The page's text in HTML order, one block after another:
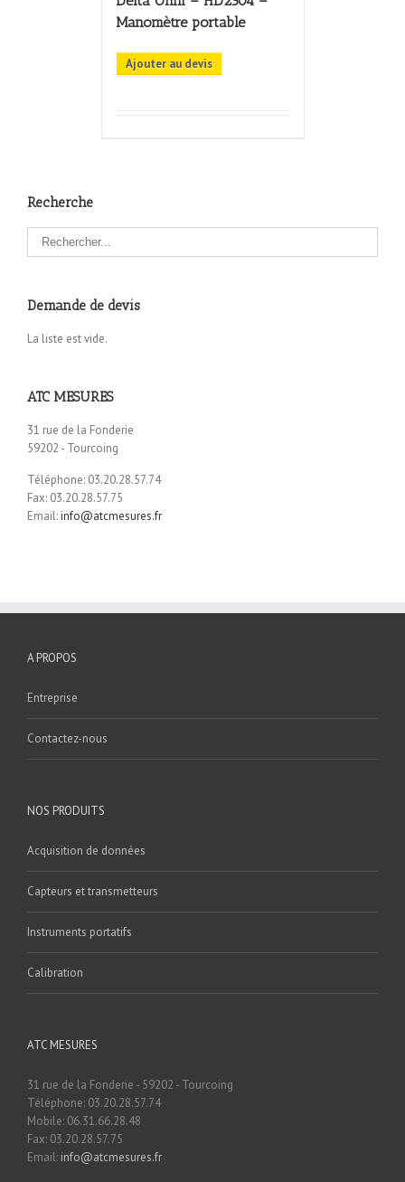
Manomètre portable
Ajouter au devis
Recherche
Demande de devis
La liste est vide.
ATC MESURES
31 rue de la Fonderie
59202 - Tourcoing
Téléphone: 03.20.28.57.74
Fax: 03.20.28.57.75
Email:info@atcmesures.fr
A PROPOS
Entreprise
Contactez-nous
NOS PRODUITS
Acquisition de données
Capteurs et transmetteurs
Instruments portatifs
Calibration
ATC MESURES
31 rue de la Fonderie - 59202 - Tourcoing
Téléphone: 03.20.28.57.74
Mobile: 06.31.66.28.48
Fax: 03.20.28.57.75
Email: info@atcmesures.fr